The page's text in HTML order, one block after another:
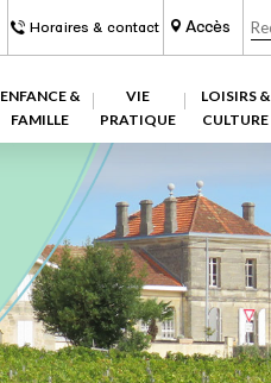
Horaires & contact Accès
ENFANCE &
FAMILLE
VIE
PRATIQUE
LOISIRS &
CULTURE